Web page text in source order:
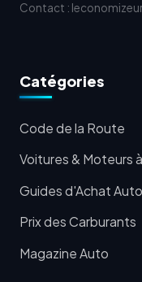
Contact :
Catégories
Code de la Route
Voitures & Moteurs
Guides d'Achat
Prix des Carburants
Magazine Auto